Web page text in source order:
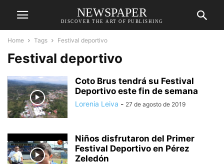
NEWSPAPER
DISCOVER THE ART OF PUBLISHING
Home Tags Festival deportivo
Festival deportivo
Coto Brus tendrá su Festival
Deportivo este fin de semana
Lorenia Leiva - 27 de agosto de 2019
Niños disfrutaron del Primer
Festival Deportivo en Pérez
Zeledón